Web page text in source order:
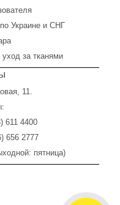
Украине и СНГ
за тканями
11.
611 4400
656 2777
пятница)